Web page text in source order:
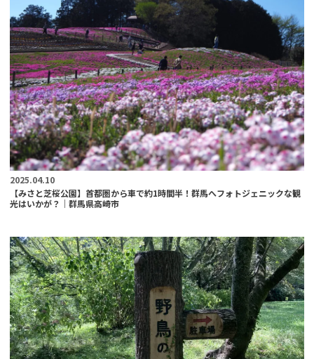
2025.04.10
【みさと芝桜公園】首都圏から車で約1時間半！群馬へフォトジェニックな観
光はいかが？｜群馬県高崎市